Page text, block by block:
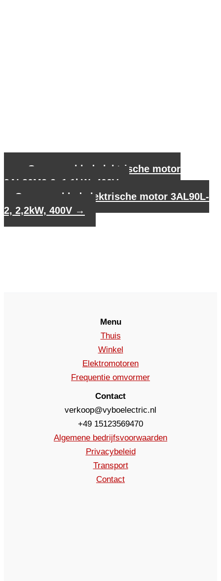
Gegevensblad elektrische motor
3AL80M2-2, 1,1kW, 400V
Gegevensblad elektrische motor 3AL90L-
2, 2,2kW, 400V →
Menu
Thuis
Winkel
Elektromotoren
Frequentie omvormer
Contact
verkoop@vyboelectric.nl
+49 15123569470
Algemene bedrijfsvoorwaarden
Privacybeleid
Transport
Contact